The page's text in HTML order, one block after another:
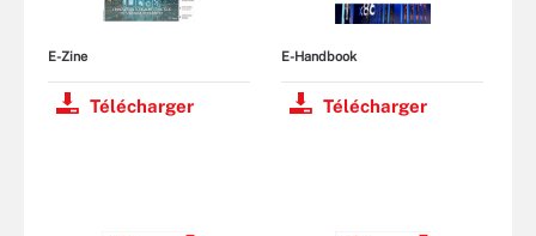
E-Zine
Télécharger
E-Handbook
Télécharger